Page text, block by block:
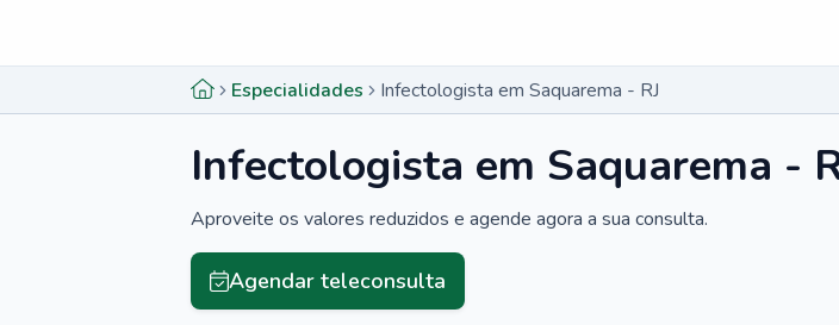
Especialidades Infectologista em Saquarema - RJ
Infectologista em Saquarema -
Aproveite os valores reduzidos e agende agora a sua consulta.
Agendar teleconsulta